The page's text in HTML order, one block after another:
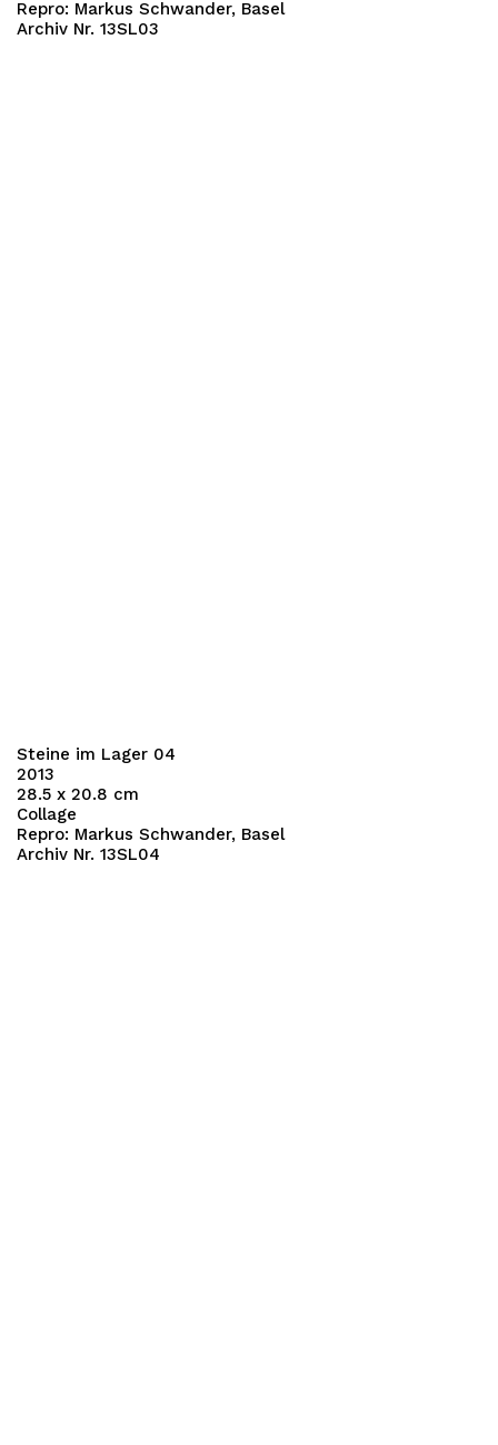
Repro: Markus Schwander, Basel
Archiv Nr. 13SL03
Steine im Lager 04
2013
28.5 x 20.8 cm
Collage
Repro: Markus Schwander, Basel
Archiv Nr. 13SL04